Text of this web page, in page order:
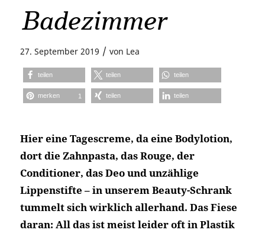
Badezimmer
27. September 2019 / von Lea
teilen teilen teilen
merken 1 teilen teilen
Hier eine Tagescreme, da eine Bodylotion,
dort die Zahnpasta, das Rouge, der
Conditioner, das Deo und unzählige
Lippenstifte – in unserem Beauty-Schrank
tummelt sich wirklich allerhand. Das Fiese
daran: All das ist meist leider oft in Plastik